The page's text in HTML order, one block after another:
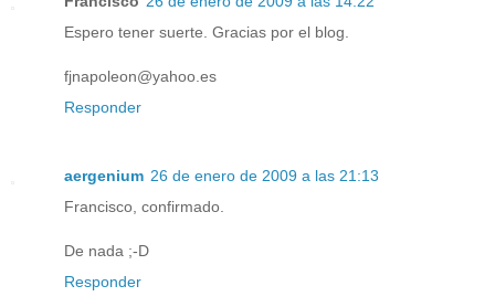
Espero tener suerte. Gracias por el blog.
fjnapoleon@yahoo.es
Responder
aergenium 26 de enero de 2009 a las 21:13
Francisco, confirmado.
De nada ;-D
Responder